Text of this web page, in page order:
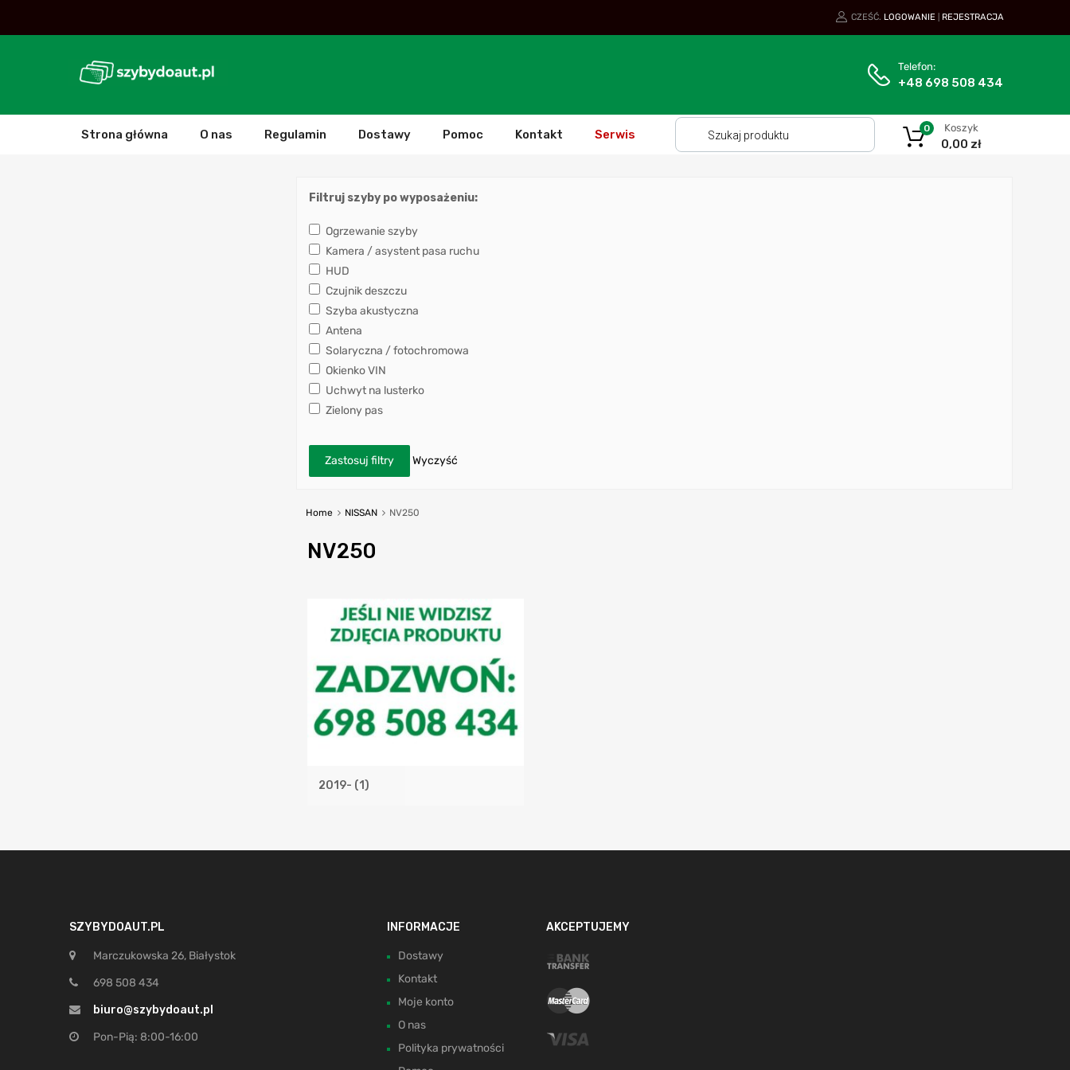
CZEŚĆ. LOGOWANIE REJESTRACJA
Telefon:
+48 698 508 434
Strona główna O nas Regulamin Dostawy Pomoc Kontakt Serwis Koszyk
0,00 zł
0
Filtruj szyby po wyposażeniu:
Ogrzewanie szyby
Kamera / asystent pasa ruchu
HUD
Czujnik deszczu
Szyba akustyczna
Antena
Solaryczna / fotochromowa
Okienko VIN
Uchwyt na lusterko
Zielony pas
Zastosuj filtry Wyczyść
Home NISSAN NV250
NV250
2019- (1)
SZYBYDOAUT.PL
Marczukowska 26, Białystok
698 508 434
biuro@szybydoaut.pl
Pon-Pią: 8:00-16:00
INFORMACJE
Dostawy
Kontakt
Moje konto
O nas
Polityka prywatności
AKCEPTUJEMY